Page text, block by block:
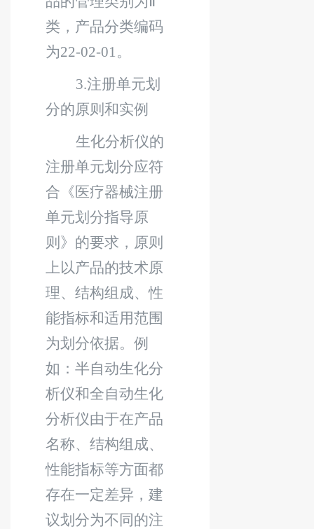
类，产品分类编码
为22-02-01。
3.注册单元划
分的原则和实例
生化分析仪的
注册单元划分应符
合《医疗器械注册
单元划分指导原
则》的要求，原则
上以产品的技术原
理、结构组成、性
能指标和适用范围
为划分依据。例
如：半自动生化分
析仪和全自动生化
分析仪由于在产品
名称、结构组成、
性能指标等方面都
存在一定差异，建
议划分为不同的注